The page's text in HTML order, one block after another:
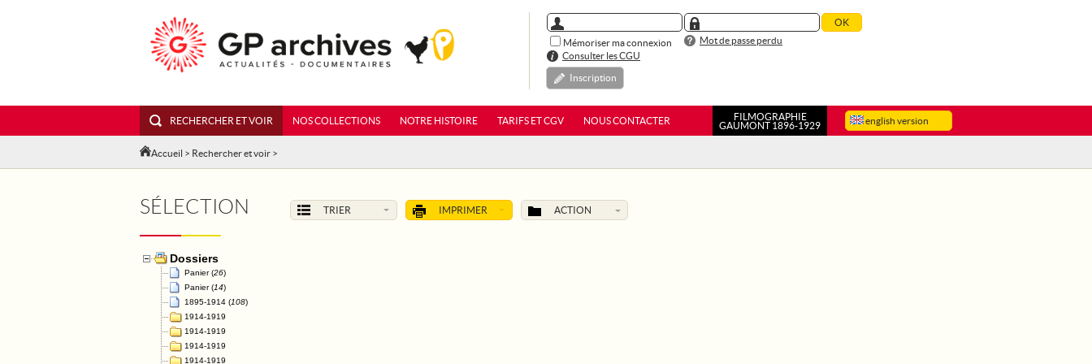
Mémoriser ma connexion
Mot de passe perdu
Consulter les CGU
Inscription
english version
RECHERCHER ET VOIR NOS COLLECTIONS NOTRE HISTOIRE TARIFS ET CGV NOUS CONTACTER
FILMOGRAPHIE
GAUMONT 1896-1929
Accueil > Rechercher et voir >
SÉLECTION TRIER IMPRIMER ACTION